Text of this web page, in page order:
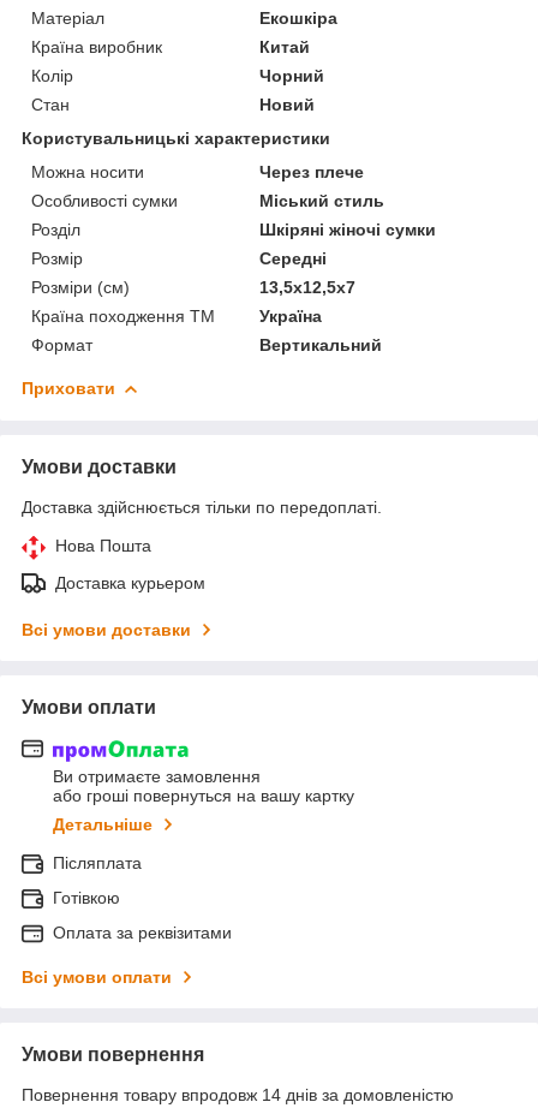
Матеріал
Екошкіра
Країна виробник
Китай
Колір
Чорний
Стан
Новий
Користувальницькі характеристики
Можна носити
Через плече
Особливості сумки
Міський стиль
Розділ
Шкіряні жіночі сумки
Розмір
Середні
Розміри (см)
13,5х12,5х7
Країна походження ТМ
Україна
Формат
Вертикальний
Приховати
Умови доставки
Доставка здійснюється тільки по передоплаті.
Нова Пошта
Доставка курьером
Всі умови доставки
Умови оплати
Ви отримаєте замовлення
або гроші повернуться на вашу картку
Детальніше
Післяплата
Готівкою
Оплата за реквізитами
Всі умови оплати
Умови повернення
Повернення товару впродовж 14 днів за домовленістю